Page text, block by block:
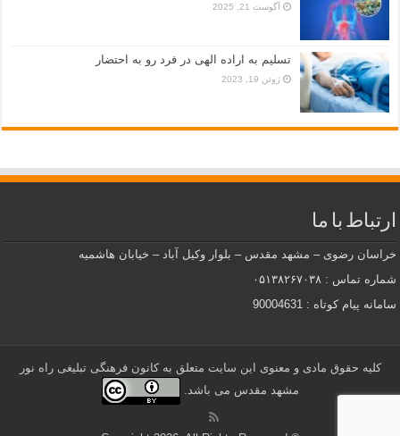
آگوست 21, 2025
تسلیم به اراده الهی در فرد رو به احتضار
ژوئن 19, 2023
ارتباط با ما
خراسان رضوی – مشهد مقدس – بلوار وکیل آباد – خیابان هاشمیه
شماره تماس : ۰۵۱۳۸۲۶۷۰۳۸
سامانه پیام کوتاه : 90004631
کلیه حقوق مادی و معنوی این سایت متعلق به کانون فرهنگی تبلیغی راه نور
مشهد مقدس می باشد.